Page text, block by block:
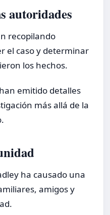
autoridades
recopilando
el caso y determinar
los hechos.
emitido detalles
más allá de la
ha causado una
amigos y